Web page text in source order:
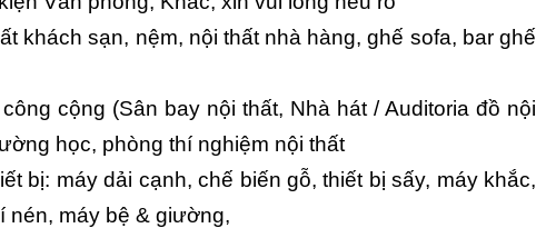
khách sạn, nệm, nội thất nhà hàng, ghế sofa, bar ghế
cộng (Sân bay nội thất, Nhà hát / Auditoria đồ nội
học, phòng thí nghiệm nội thất
bị: máy dải cạnh, chế biến gỗ, thiết bị sấy, máy khắc,
nén, máy bệ & giường,